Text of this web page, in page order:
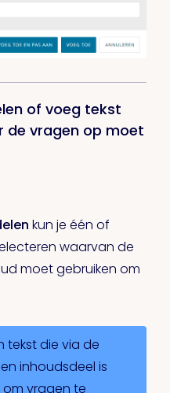
of voeg tekst
de vragen op moet
kun je één of
waarvan de
moet gebruiken om
tekst die via de
inhoudsdeel is
vragen te